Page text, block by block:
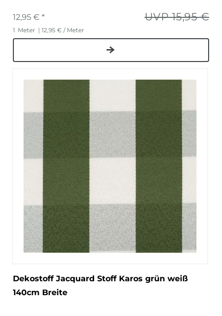
UVP 15,95 €
12,95 € *
1 Meter | 12,95 € / Meter
Dekostoff Jacquard Stoff Karos grün weiß
140cm Breite